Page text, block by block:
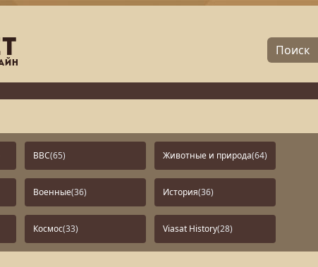
BBC(65) Животные и природа(64)
Военные(36) История(36)
Космос(33) Viasat History(28)